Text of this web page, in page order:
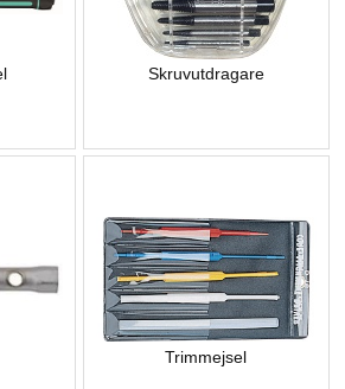
Skruvutdragare
Trimmejsel